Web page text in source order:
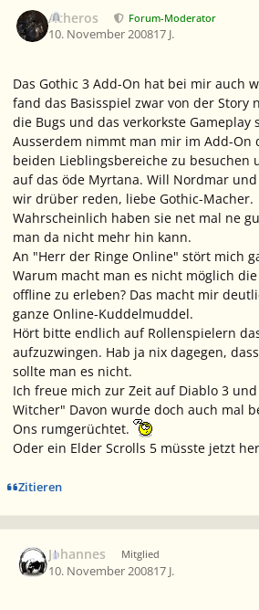
Acheros Forum-Moderator
10. November 200817 J.
Das Gothic 3 Add-On hat bei mir auch
fand das Basisspiel zwar von der Story
die Bugs und das verkorkste Gameplay
Ausserdem nimmt man mir im Add-On
beiden Lieblingsbereiche zu besuchen
auf das öde Myrtana. Will Nordmar
wir drüber reden, liebe Gothic-Macher.
Wahrscheinlich haben sie net mal ne
man da nicht mehr hin kann.
An "Herr der Ringe Online" stört mich
Warum macht man es nicht möglich
offline zu erleben? Das macht mir
ganze Online-Kuddelmuddel.
Hört bitte endlich auf Rollenspielern
aufzuzwingen. Hab ja nix dagegen,
sollte man es nicht.
Ich freue mich zur Zeit auf Diablo 3
Witcher" Davon wurde doch auch mal
Ons rumgerüchtet.
Oder ein Elder Scrolls 5 müsste jetzt
Zitieren
Johannes Mitglied
10. November 200817 J.